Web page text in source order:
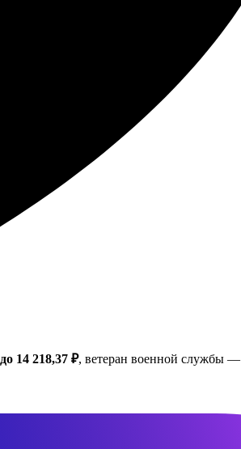
до 14 218,37 ₽, ветеран военной службы —